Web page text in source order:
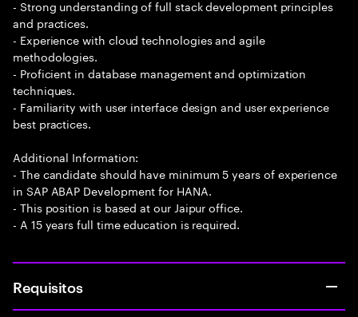
- Strong understanding of full stack development principles
and practices.
- Experience with cloud technologies and agile
methodologies.
- Proficient in database management and optimization
techniques.
- Familiarity with user interface design and user experience
best practices.
Additional Information:
- The candidate should have minimum 5 years of experience
in SAP ABAP Development for HANA.
- This position is based at our Jaipur office.
- A 15 years full time education is required.
Requisitos